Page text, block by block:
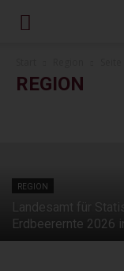
REGION
Erste
REGION
Landesamt für
Erdbeerernte 2026